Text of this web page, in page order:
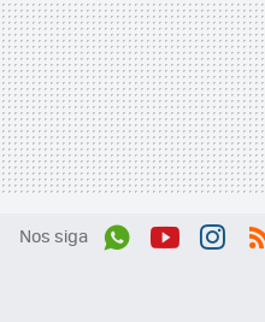
Nos siga